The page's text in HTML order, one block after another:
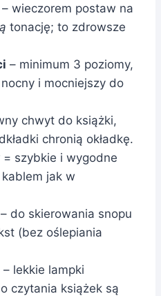
– wieczorem postaw na
tonację; to zdrowsze
– minimum 3 poziomy,
i mocniejszy do
chwyt do książki,
chronią okładkę.
= szybkie i wygodne
jak w
– do skierowania snopu
(bez oślepiania
– lekkie lampki
czytania książek są